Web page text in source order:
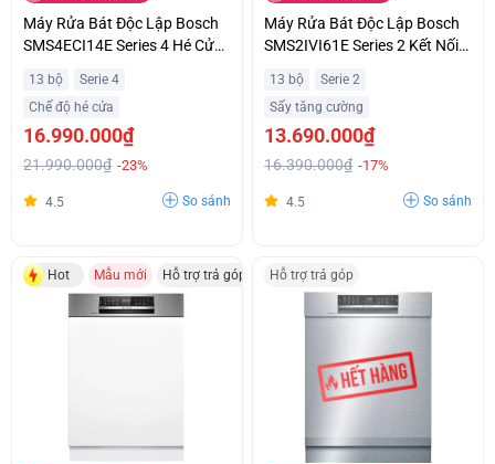
Máy Rửa Bát Độc Lập Bosch
SMS4ECI14E Series 4 Hé Cửa
13 bộ
Serie 4
Chế độ hé cửa
16.990.000₫
21.990.000₫ -23%
4.5 So sánh
Máy Rửa Bát Độc Lập Bosch
SMS2IVI61E Series 2 Kết Nối
Hỗ Trợ Trả Góp
13 bộ
Serie 2
Sấy tăng cường
13.690.000₫
16.390.000₫ -17%
4.5 So sánh
Hot Mẫu mới Hỗ trợ trả góp Hỗ trợ trả góp